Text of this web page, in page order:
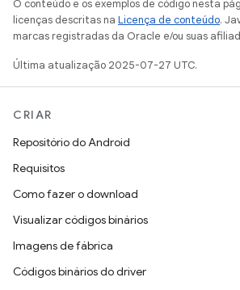
O conteúdo e os exemplos de código nesta
licenças descritas na Licença de conteúdo.
marcas registradas da Oracle e/ou suas
Última atualização 2025-07-27 UTC.
CRIAR
Repositório do Android
Requisitos
Como fazer o download
Visualizar códigos binários
Imagens de fábrica
Códigos binários do driver